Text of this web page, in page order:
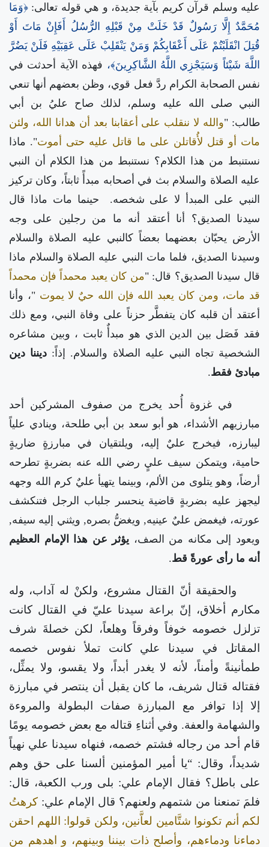
عليه وسلم قرآن كريم بآية جديدة، و هي قوله تعالى: ﴿وَمَا
مُحَمَّدٌ إِلَّا رَسُولٌ قَدْ خَلَتْ مِنْ قَبْلِهِ الرُّسُلُ أَفَإِنْ مَاتَ أَوْ
قُتِلَ انْقَلَبْتُمْ عَلَى أَعْقَابِكُمْ وَمَنْ يَنْقَلِبْ عَلَى عَقِبَيْهِ فَلَنْ يَضُرَّ
اللَّهَ شَيْئاً وَسَيَجْزِي اللَّهُ الشَّاكِرِينَ﴾، فهذه الآية أحدثت في
نفس الصحابة الكرام ردَّ فعل قوي، وظن بعضهم أنها تنعي
النبي صلى الله عليه وسلم، لذلك صاح عليُ بن أبي
طالب: "والله لا ننقلب على أعقابنا بعد أن هدانا الله، ولئن
مات أو قتل لأُقاتلن على ما قاتل عليه حتى أموت". ماذا
نستنبط من هذا الكلام؟ نستنبط من هذا الكلام أن النبي
عليه الصلاة والسلام بث في أصحابه مبدأً ثابتاً، وكان تركيز
النبي على المبدأ لا على شخصه.
حينما مات ماذا قال
سيدنا الصديق؟ أنا أعتقد أنه ما من رجلين على وجه
الأرض يحبّان بعضهما بعضاً كالنبي عليه الصلاة والسلام
وسيدنا الصديق، فلما مات النبي عليه الصلاة والسلام ماذا
قال سيدنا الصديق؟ قال: "من كان يعبد محمداً فإن محمداً
قد مات، ومن كان يعبد الله فإن الله حيٌ لا يموت "، وأنا
أعتقد أن قلبه كان يتفطَّر حزناً على وفاة النبي، ومع ذلك
فقد فَصَل بين الدين الذي هو مبدأٌ ثابت ، وبين مشاعره
الشخصية تجاه النبي عليه الصلاة والسلام. إذاً: ديننا دين
مبادئ فقط.
في غزوة أُحد يخرج من صفوف المشركين أحد
مبارزيهم الأشداء، هو أبو سعد بن أبي طلحة، وينادي علياً
ليبارزه، فيخرج عليٌ إليه، ويلتقيان في مبارزةٍ ضاريةٍ
حامية، ويتمكن سيف عليٍ رضي الله عنه بضربةٍ تطرحه
أرضاً، وهو يتلوى من الألم، وبينما يتهيأ عليٌ كرم الله وجهه
ليجهز عليه بضربةٍ قاضية ينحسر جلباب الرجل فتنكشف
عورته، فيغمض عليٌ عينيه, ويغضُّ بصره, ويثني إليه سيفه,
ويعود إلى مكانه من الصف، يؤثر عن هذا الإمام العظيم
أنه ما رأى عورةً قط.
والحقيقة أنّ القتال مشروع، ولكنْ له آداب، وله
مكارم أخلاق، إنّ براعة سيدنا عليّ في القتال كانت
تزلزل خصومه خوفاً وفرقاً وهلعاً، لكن خصلةَ شرف
المقاتل في سيدنا علي كانت تملأ نفوس خصمه
طمأنينةً وأمناً، لأنه لا يغدر أبداً، ولا يقسو، ولا يمثِّل،
فقتاله قتال شريف، ما كان يقبل أن ينتصر في مبارزة
إلا إذا توافر مع المبارزة صفات البطولة والمروءة
والشهامة والعفة. وفي أثناءِ قتاله مع بعض خصومه يومًا
قام أحد من رجاله فشتم خصمه، فنهاه سيدنا علي نهياً
شديداً، وقال: “يا أمير المؤمنين ألسنا على حق وهم
على باطل؟ فقال الإمام علي: بلى ورب الكعبة، قال:
فلمَ تمنعنا من شتمهم ولعنهم؟ قال الإمام علي: كرهتُ
لكم أنم تكونوا شتَّامين لعاَّنين، ولكن قولوا: اللهم احقن
دماءنا ودماءهم، وأصلح ذات بيننا وبينهم، و اهدهم من